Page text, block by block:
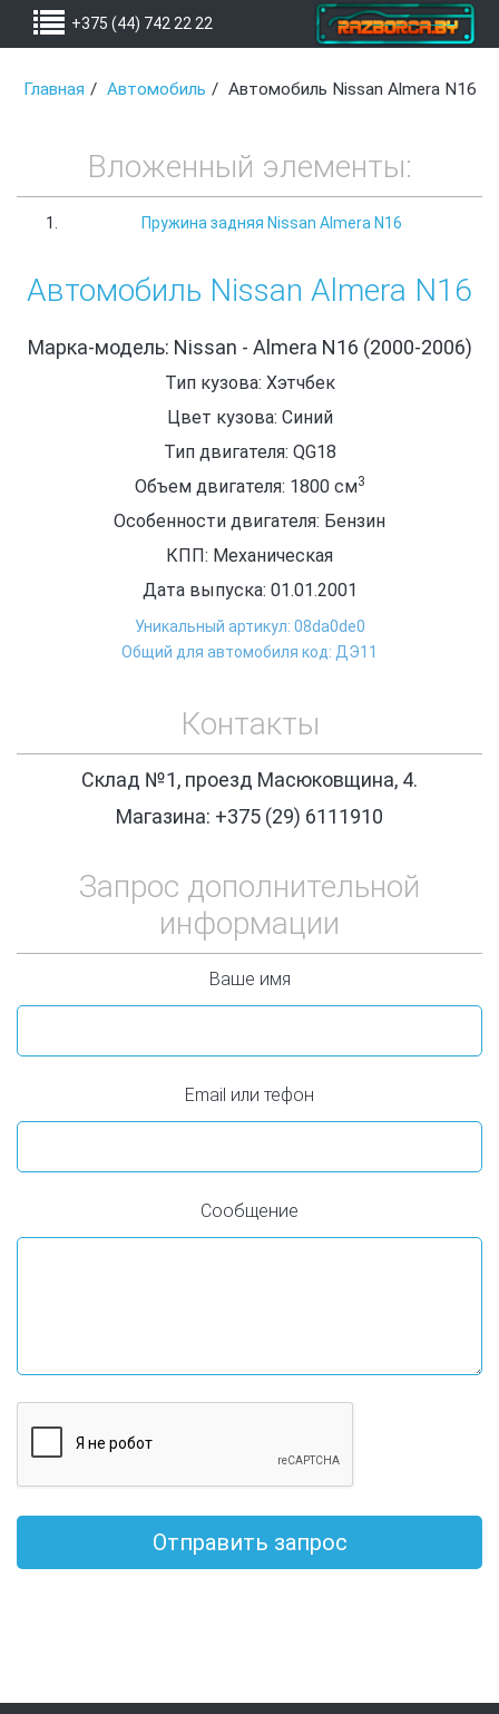
+375 (44) 742 22 22
Главная Автомобиль Автомобиль Nissan Almera N16
Вложенный элементы:
Пружина задняя Nissan Almera N16
Автомобиль Nissan Almera N16
Марка-модель: Nissan - Almera N16 (2000-2006)
Тип кузова: Хэтчбек
Цвет кузова: Синий
Тип двигателя: QG18
Объем двигателя: 1800 см3
Особенности двигателя: Бензин
КПП: Механическая
Дата выпуска: 01.01.2001
Уникальный артикул: 08da0de0
Общий для автомобиля код: ДЭ11
Контакты
Склад №1, проезд Масюковщина, 4.
Магазина: +375 (29) 6111910
Запрос дополнительной
информации
Ваше имя
Email или тефон
Сообщение
Отправить запрос